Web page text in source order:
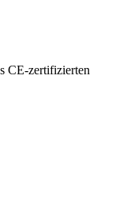
CE-zertifizierten